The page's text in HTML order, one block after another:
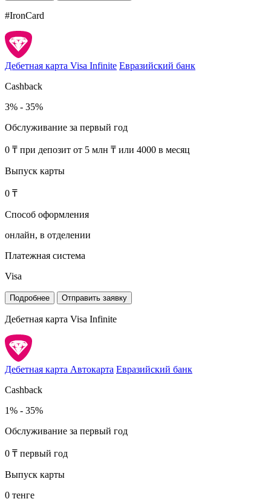
#IronCard
Дебетная карта Visa Infinite Евразийский банк
Cashback
3% - 35%
Обслуживание за первый год
0 ₸ при депозит от 5 млн ₸ или 4000 в месяц
Выпуск карты
0 ₸
Способ оформления
онлайн, в отделении
Платежная система
Visa
Подробнее Отправить заявку
Дебетная карта Visa Infinite
Дебетная карта Автокарта Евразийский банк
Cashback
1% - 35%
Обслуживание за первый год
0 ₸ первый год
Выпуск карты
0 тенге